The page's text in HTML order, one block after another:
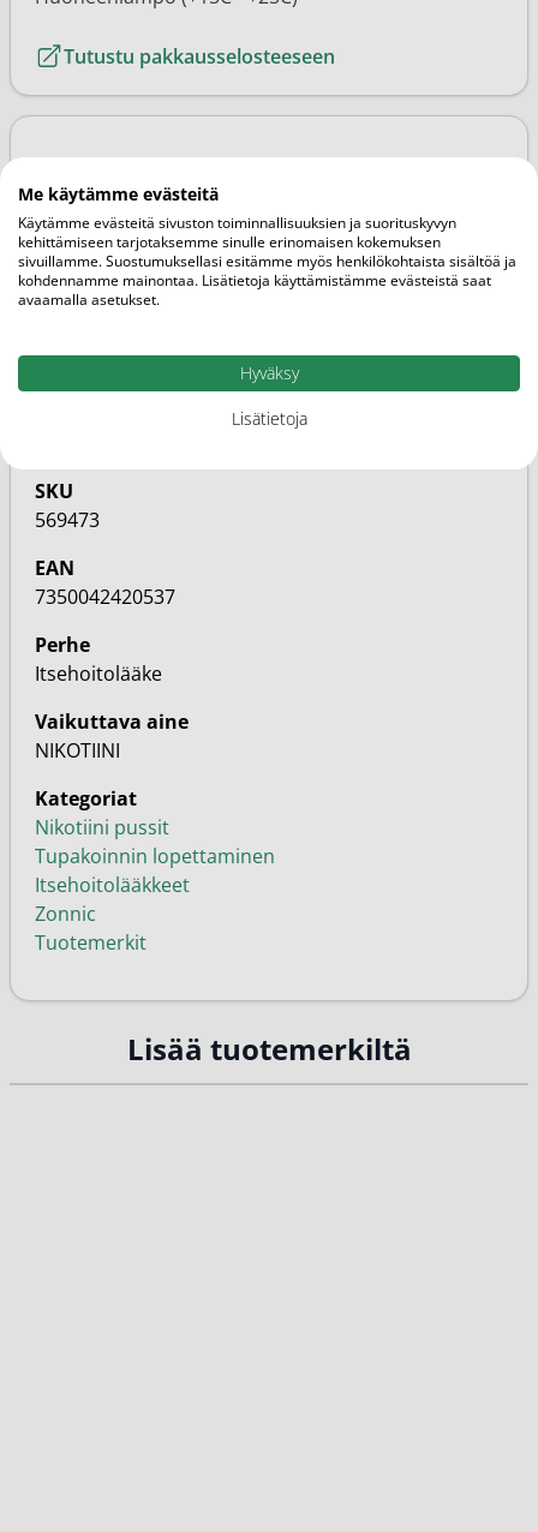
Tutustu pakkausselosteeseen
Lisätietoja
Pakkauskoko
20kpl
SKU
569473
EAN
7350042420537
Perhe
Itsehoitolääke
Vaikuttava aine
NIKOTIINI
Kategoriat
Nikotiini pussit
Tupakoinnin lopettaminen
Itsehoitolääkkeet
Zonnic
Tuotemerkit
Lisää tuotemerkiltä
Me käytämme evästeitä
Käytämme evästeitä sivuston toiminnallisuuksien ja suorituskyvyn
kehittämiseen tarjotaksemme sinulle erinomaisen kokemuksen
sivuillamme. Suostumuksellasi esitämme myös henkilökohtaista sisältöä ja
kohdennamme mainontaa. Lisätietoja käyttämistämme evästeistä saat
avaamalla asetukset.
Hyväksy
Lisätietoja